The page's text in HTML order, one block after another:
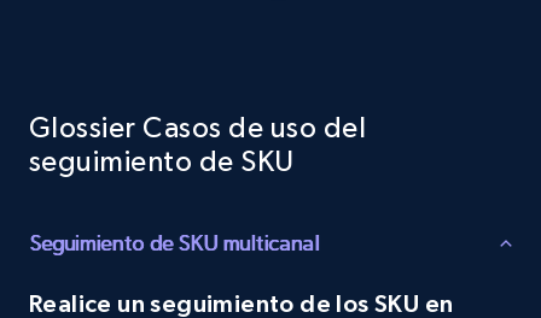
Rating, Reviews count, Initial price, Discount,
and more.
Glossier Casos de uso del
seguimiento de SKU
Seguimiento de SKU multicanal
Realice un seguimiento de los SKU en